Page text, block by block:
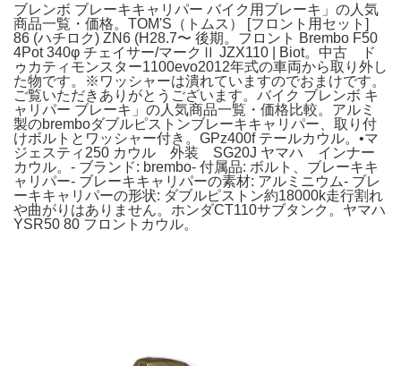
ブレンボ ブレーキキャリパー バイク用ブレーキ」の人気
商品一覧・価格。TOM'S（トムス） [フロント用セット]
86 (ハチロク) ZN6 (H28.7〜 後期。フロント Brembo F50
4Pot 340φ チェイサー/マークⅡ JZX110 | Biot。中古 ド
ゥカティモンスター1100evo2012年式の車両から取り外し
た物です。※ワッシャーは潰れていますのでおまけです。
ご覧いただきありがとうございます。バイク ブレンボ キ
ャリパー ブレーキ」の人気商品一覧・価格比較。アルミ
製のbremboダブルピストンブレーキキャリパー、取り付
けボルトとワッシャー付き。GPz400f テールカウル。•マ
ジェスティ250 カウル 外装 SG20J ヤマハ インナー
カウル。- ブランド: brembo- 付属品: ボルト、ブレーキキ
ャリパー- ブレーキキャリパーの素材: アルミニウム- ブレ
ーキキャリパーの形状: ダブルピストン約18000k走行割れ
や曲がりはありません。ホンダCT110サブタンク。ヤマハ
YSR50 80 フロントカウル。